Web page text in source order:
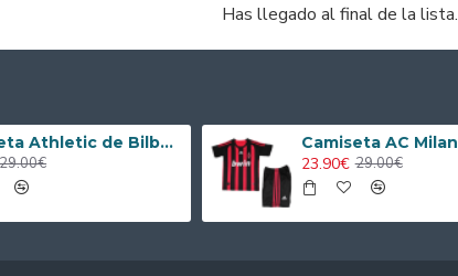
Has llegado al final de la lista.
Camiseta Athletic de Bilbao 2024/2025 Alternativo Niño Kit
29.00€ 23.90€ 29.00€